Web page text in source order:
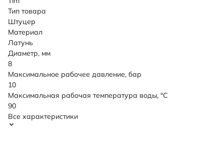
Тип товара
Штуцер
Материал
Латунь
Диаметр, мм
8
Максимальное рабочее давление, бар
10
Максимальная рабочая температура воды, °C
90
Все характеристики